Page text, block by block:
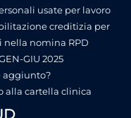
usate per lavoro
creditizia per
nella nomina RPD
GIU 2025
aggiunto?
alla cartella clinica